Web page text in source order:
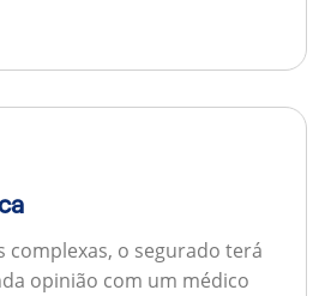
complexas, o segurado terá
opinião com um médico